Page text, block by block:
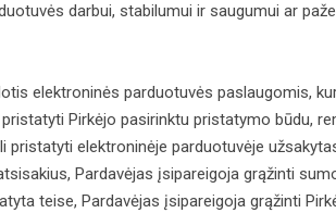
darbui, stabilumui ir saugumui ar
elektroninės parduotuvės paslaugomis,
Pirkėjo pasirinktu pristatymo būdu,
pristatyti elektroninėje parduotuvėje
Pardavėjas įsipareigoja grąžinti
teise, Pardavėjas įsipareigoja grąžinti